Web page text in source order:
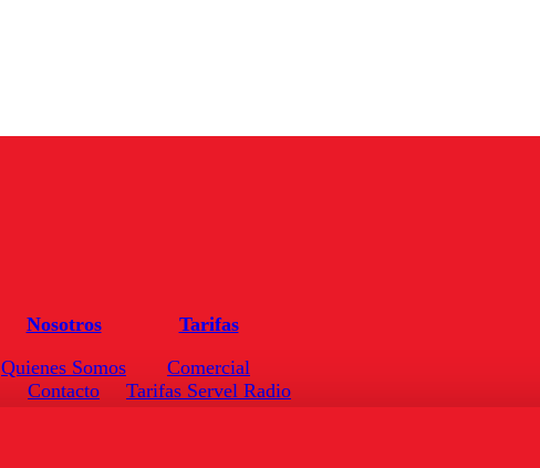
Nosotros
Quienes Somos
Contacto
Tarifas
Comercial
Tarifas Servel Radio